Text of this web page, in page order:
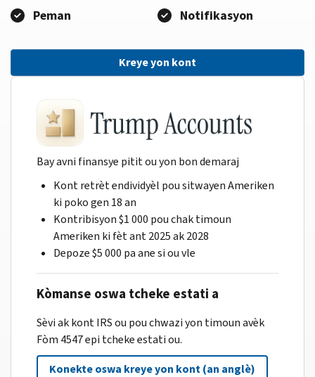
Peman
Notifikasyon
Kreye yon kont
Bay avni finansye pitit ou yon bon demaraj
Kont retrèt endividyèl pou sitwayen Ameriken
ki poko gen 18 an
Kontribisyon $1 000 pou chak timoun
Ameriken ki fèt ant 2025 ak 2028
Depoze $5 000 pa ane si ou vle
Kòmanse oswa tcheke estati a
Sèvi ak kont IRS ou pou chwazi yon timoun avèk
Fòm 4547 epi tcheke estati ou.
Konekte oswa kreye yon kont (an anglè)